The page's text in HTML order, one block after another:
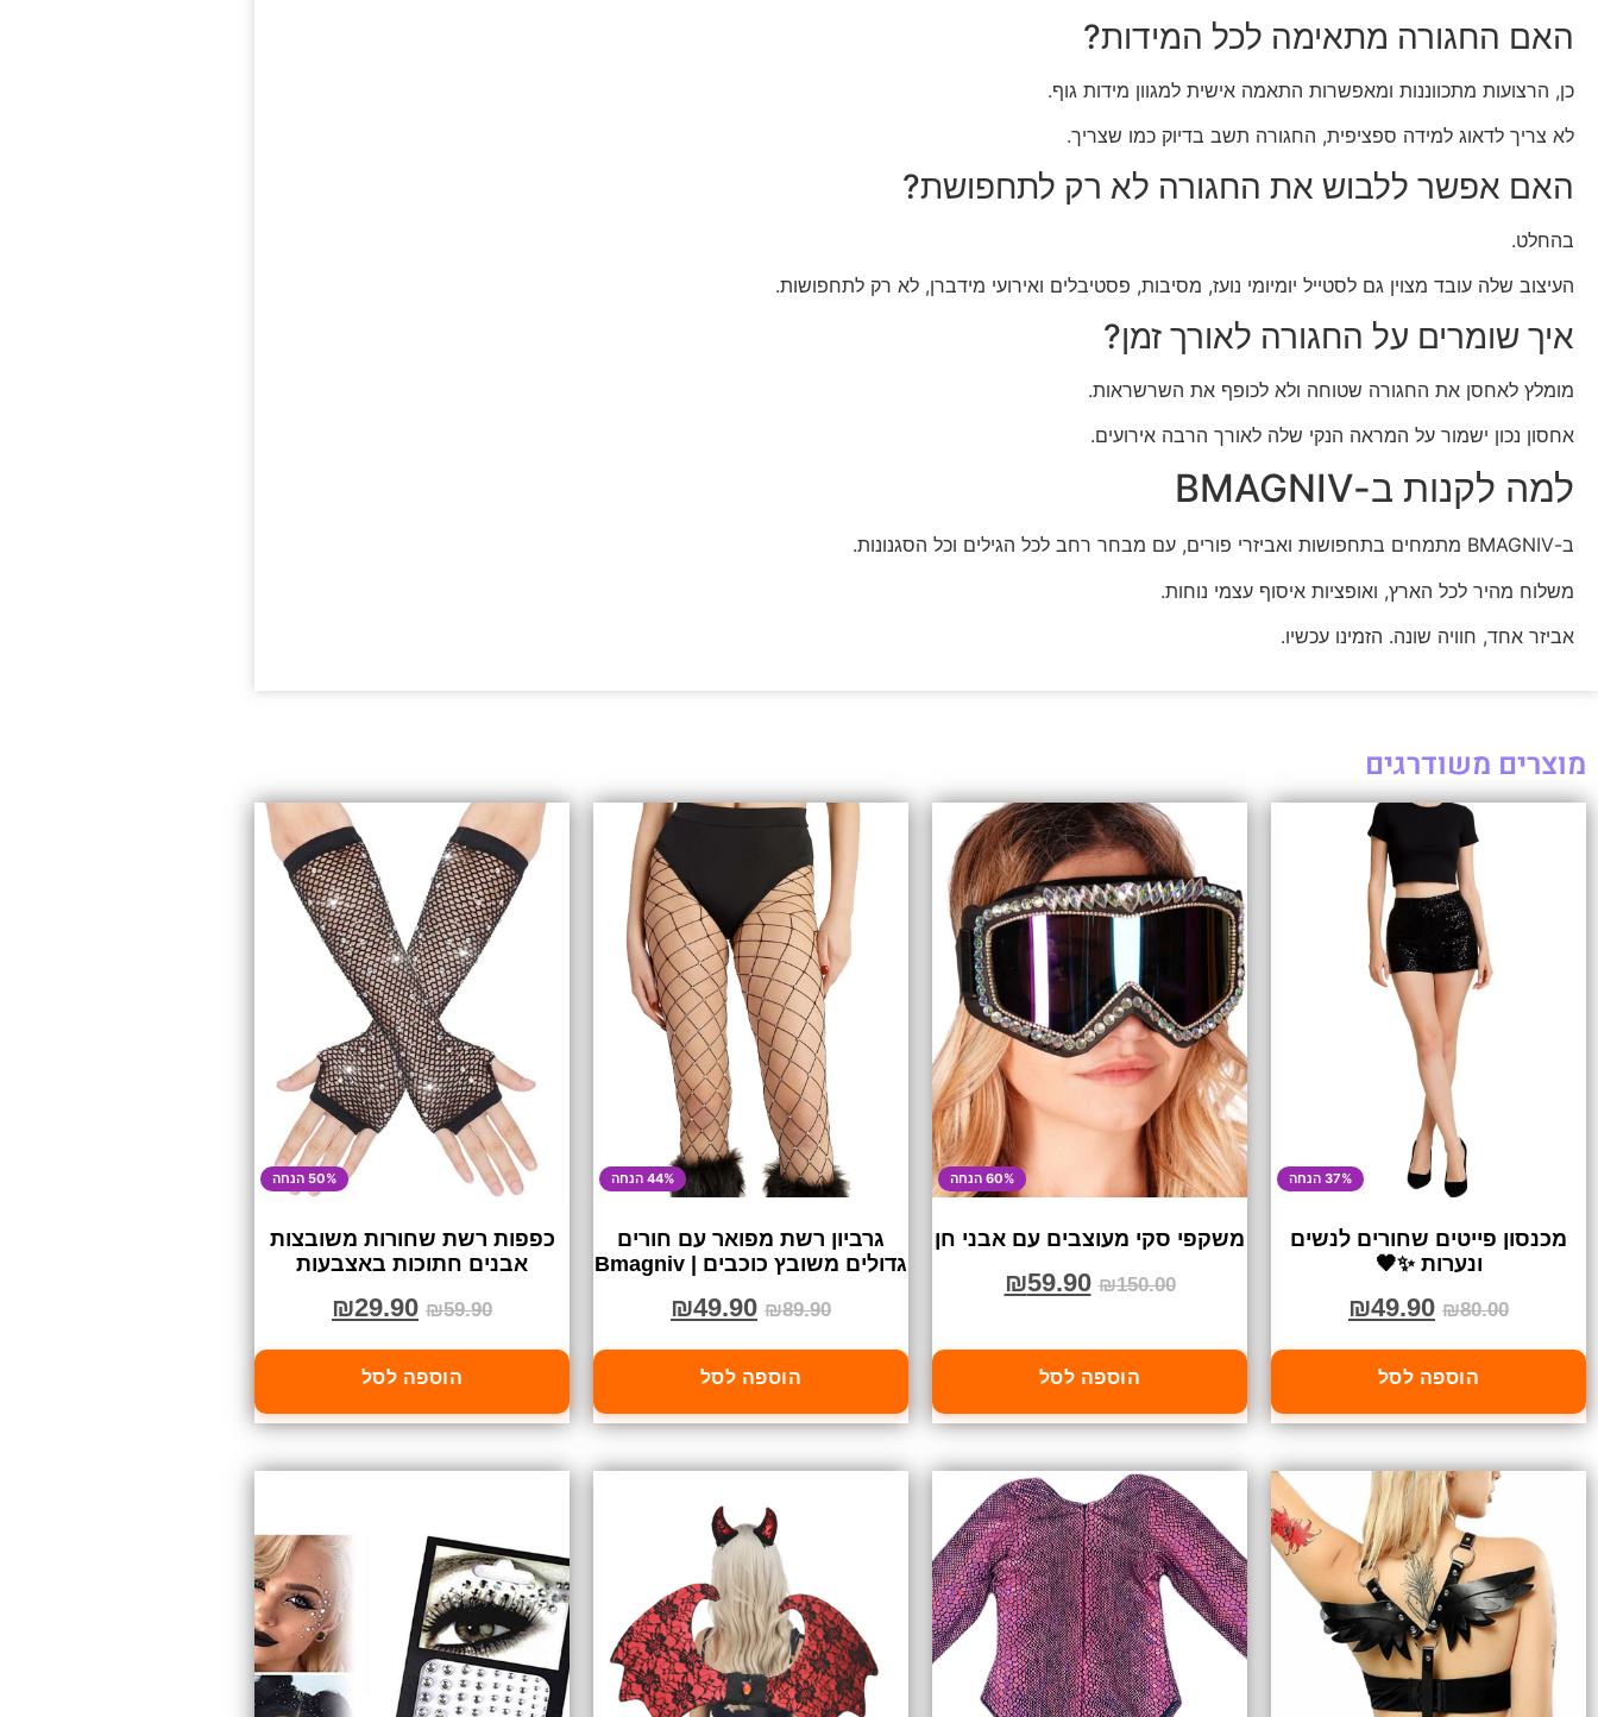
האם החגורה מתאימה לכל המידות?
כן, הרצועות מתכווננות ומאפשרות התאמה אישית למגוון מידות גוף.
לא צריך לדאוג למידה ספציפית, החגורה תשב בדיוק כמו שצריך.
האם אפשר ללבוש את החגורה לא רק לתחפושת?
בהחלט.
העיצוב שלה עובד מצוין גם לסטייל יומיומי נועז, מסיבות, פסטיבלים ואירועי מידברן, לא רק לתחפושות.
איך שומרים על החגורה לאורך זמן?
מומלץ לאחסן את החגורה שטוחה ולא לכופף את השרשראות.
אחסון נכון ישמור על המראה הנקי שלה לאורך הרבה אירועים.
למה לקנות ב-BMAGNIV
ב-BMAGNIV מתמחים בתחפושות ואביזרי פורים, עם מבחר רחב לכל הגילים וכל הסגנונות.
משלוח מהיר לכל הארץ, ואופציות איסוף עצמי נוחות.
אביזר אחד, חוויה שונה. הזמינו עכשיו.
מוצרים משודרגים
37% הנחה
מכנסון פייטים שחורים לנשים
ונערות ✨🖤
₪80.00
₪49.90
הוספה לסל
60% הנחה
משקפי סקי מעוצבים עם אבני חן
₪150.00
₪59.90
הוספה לסל
44% הנחה
גרביון רשת מפואר עם חורים
גדולים משובץ כוכבים | Bmagniv
₪89.90
₪49.90
הוספה לסל
50% הנחה
כפפות רשת שחורות משובצות
אבנים חתוכות באצבעות
₪59.90
₪29.90
הוספה לסל